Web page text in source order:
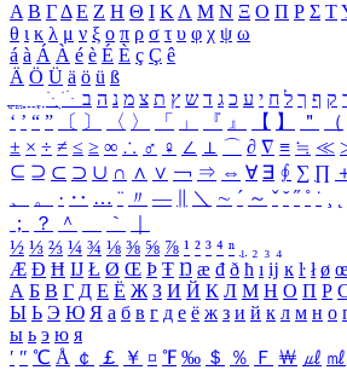
Α Β ΓΔ Ε Ζ Η Θ Ι ΚΛ Μ Ν Ξ Ο Π Ρ Σ Τ
θ ι κ λ μ ν ξ ο π ρ σ τ υ φ χ ψ ω
á à Á À é è É È ç Ç ê
Ä Ö Ü ä ö ü ß
ִֶֹ ֻּ ׁׂ ק ף ך ל ח י ע כ ג ד ש ץ ת צ מ נ ה ב
‘ ’ “ ” 〔 〕 〈 〉 「 」 『 』 【 】 ＂ （
± × ÷ ≠ ≤ ≥ ∞ ∴ ♂ ♀ ∠ ⊥ ⌒ ∂ ∇ ≡ ≒ ≪
⊆ ⊇ ⊂ ⊃ ∪ ∩ ∧ ∨ ￢ ⇒ ⇔ ∀ ∃ ∮ ∑ ∏
、
。 · ‥ … ¨ 〃 ― ＼ ∼ ´ ～ ˇ ˘ ˝ ˚ ˙ ¸
；
？ ＾ ｀
½ ⅓ ⅔ ¼ ¾ ⅛ ⅜ ⅝ ⅞ ¹ ² ³ ⁴ ⁿ ₁ ₂ ₃ ₄
Æ Ð Ħ Ĳ Ł Ø Œ Þ Ŧ Ŋ æ đ ð ħ ı ĳ ĸ ŀ ł ø œ
А Б В Г Д Е Ё Ж З И Й К Л М Н О П Р
Ы Ь Э Ю Я а б в г д е ё ж з и й к л м н о
ы ь э ю я
′ ″ ℃ Å ￠ ￡ ￥ ¤ ℉ ‰ ＄ ％ Ｆ ￦ ㎕ ㎖